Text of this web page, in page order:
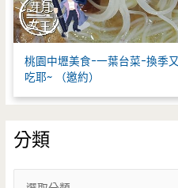
桃園中壢美食-一葉台菜-換季
吃耶~ （邀約）
分類